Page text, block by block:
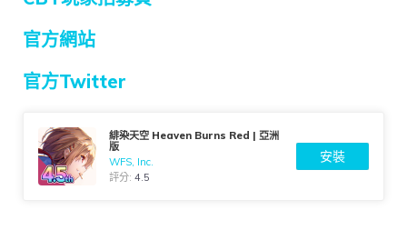
官方網站
官方Twitter
緋染天空 Heaven Burns Red | 亞洲
版
WFS, Inc.
評分:4.5
安裝